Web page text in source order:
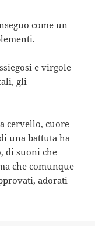
come un
e virgole
gli
cervello, cuore
una battuta ha
di suoni che
che comunque
adorati